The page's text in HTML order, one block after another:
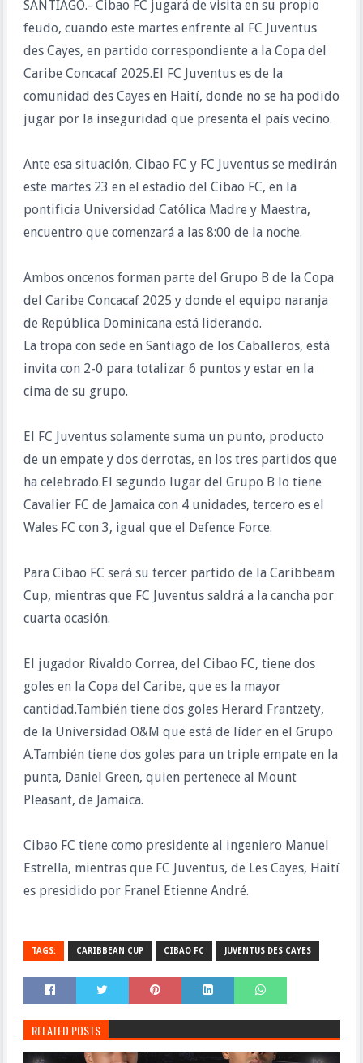
SANTIAGO.- Cibao FC jugará de visita en su propio
feudo, cuando este martes enfrente al FC Juventus
des Cayes, en partido correspondiente a la Copa del
Caribe Concacaf 2025.El FC Juventus es de la
comunidad des Cayes en Haití, donde no se ha podido
jugar por la inseguridad que presenta el país vecino.
Ante esa situación, Cibao FC y FC Juventus se medirán
este martes 23 en el estadio del Cibao FC, en la
pontificia Universidad Católica Madre y Maestra,
encuentro que comenzará a las 8:00 de la noche.
Ambos oncenos forman parte del Grupo B de la Copa
del Caribe Concacaf 2025 y donde el equipo naranja
de República Dominicana está liderando.
La tropa con sede en Santiago de los Caballeros, está
invita con 2-0 para totalizar 6 puntos y estar en la
cima de su grupo.
El FC Juventus solamente suma un punto, producto
de un empate y dos derrotas, en los tres partidos que
ha celebrado.El segundo lugar del Grupo B lo tiene
Cavalier FC de Jamaica con 4 unidades, tercero es el
Wales FC con 3, igual que el Defence Force.
Para Cibao FC será su tercer partido de la Caribbeam
Cup, mientras que FC Juventus saldrá a la cancha por
cuarta ocasión.
El jugador Rivaldo Correa, del Cibao FC, tiene dos
goles en la Copa del Caribe, que es la mayor
cantidad.También tiene dos goles Herard Frantzety,
de la Universidad O&M que está de líder en el Grupo
A.También tiene dos goles para un triple empate en la
punta, Daniel Green, quien pertenece al Mount
Pleasant, de Jamaica.
Cibao FC tiene como presidente al ingeniero Manuel
Estrella, mientras que FC Juventus, de Les Cayes, Haití
es presidido por Franel Etienne André.
TAGS: CARIBBEAN CUP CIBAO FC JUVENTUS DES CAYES
RELATED POSTS